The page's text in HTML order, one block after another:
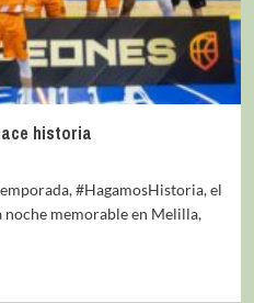
historia
#HagamosHistoria, el
noche memorable en Melilla,